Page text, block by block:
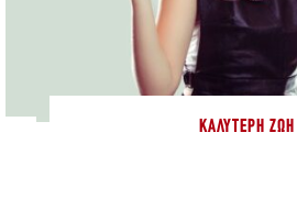
ΚΑΛΎΤΕΡΗ ΖΩΉ